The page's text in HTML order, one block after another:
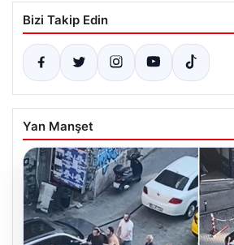
Bizi Takip Edin
Yan Manşet